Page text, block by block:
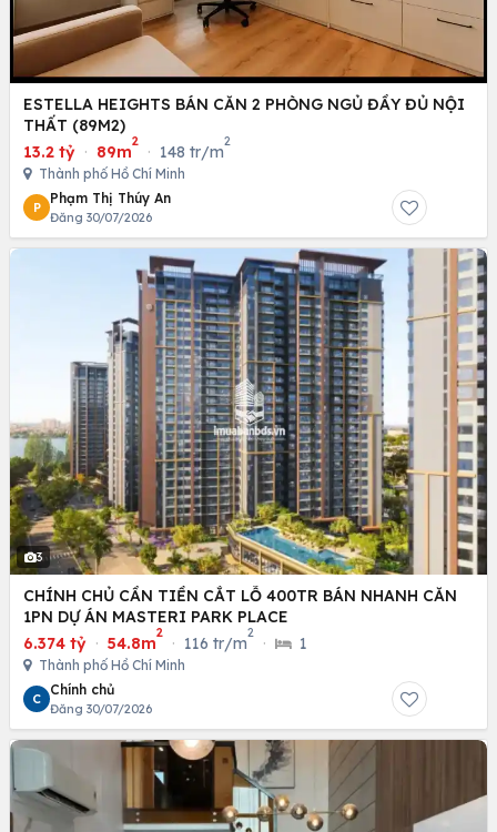
ESTELLA HEIGHTS BÁN CĂN 2 PHÒNG NGỦ ĐẦY ĐỦ NỘI
THẤT (89M2)
13.2 tỷ · 89m
2
· 148 tr/m
2
Thành phố Hồ Chí Minh
P
Phạm Thị Thúy An
Đăng 30/07/2026
3
CHÍNH CHỦ CẦN TIỀN CẮT LỖ 400TR BÁN NHANH CĂN
1PN DỰ ÁN MASTERI PARK PLACE
6.374 tỷ · 54.8m
2
· 116 tr/m
2
· 1
Thành phố Hồ Chí Minh
C
Chính chủ
Đăng 30/07/2026